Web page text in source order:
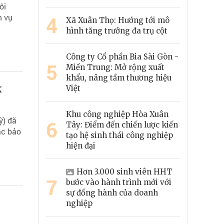
vụ
đã
bảo
4
Xã Xuân Thọ: Hướng tới mô
hình tăng trưởng đa trụ cột
5
Công ty Cổ phần Bia Sài Gòn -
Miền Trung: Mở rộng xuất
khẩu, nâng tầm thương hiệu
Việt
6
Khu công nghiệp Hòa Xuân
Tây: Điểm đến chiến lược kiến
tạo hệ sinh thái công nghiệp
hiện đại
7
Hơn 3.000 sinh viên HHT
bước vào hành trình mới với
sự đồng hành của doanh
nghiệp